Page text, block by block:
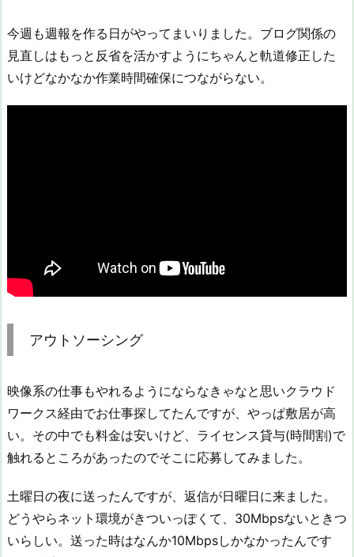
今週も週報を作る日がやってまいりました。ブログ関係の
見直しはもっと反省を活かすようにちゃんと軌道修正した
いけどなかなか作業時間確保につながらない。
アウトソーシング
映像系の仕事もやれるようにならなきゃなと思いクラウド
ワークス経由でお仕事探してたんですが、やっぱ敷居が高
い。その中でも料金は安いけど、ライセンス貸与(時間割)で
触れるところがあったのでそこに応募してみました。
土曜日の夜に送ったんですが、返信が日曜日に来ました。
どうやらネット環境がきついっぽくて、30Mbpsないときつ
いらしい。送った時はなんか10Mbpsしかなかったんです